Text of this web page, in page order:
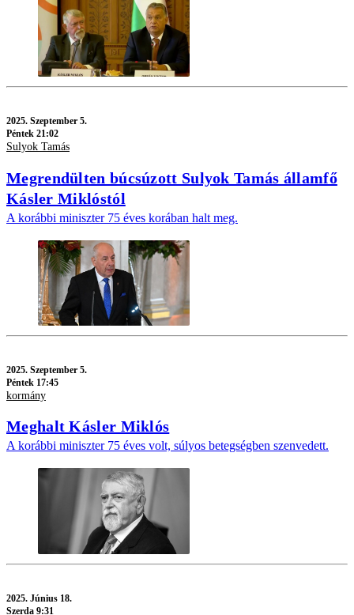
2025. Szeptember 5.
Péntek 21:02
Sulyok Tamás
Megrendülten búcsúzott Sulyok Tamás államfő
Kásler Miklóstól
A korábbi miniszter 75 éves korában halt meg.
2025. Szeptember 5.
Péntek 17:45
kormány
Meghalt Kásler Miklós
A korábbi miniszter 75 éves volt, súlyos betegségben szenvedett.
2025. Június 18.
Szerda 9:31